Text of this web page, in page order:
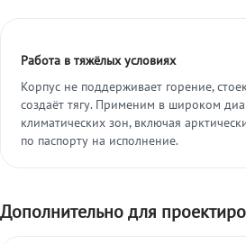
Работа в тяжёлых условиях
Корпус не поддерживает горение,
создаёт тягу. Применим в широком
климатических зон, включая
по паспорту на исполнение.
Дополнительно для